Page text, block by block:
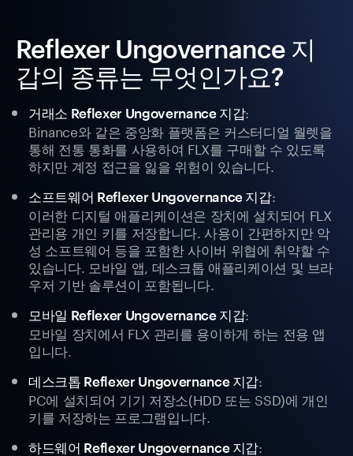
Reflexer Ungovernance 지
갑의 종류는 무엇인가요?
거래소 Reflexer Ungovernance 지갑:
Binance와 같은 중앙화 플랫폼은 커스터디얼 월렛을
통해 전통 통화를 사용하여 FLX를 구매할 수 있도록
하지만 계정 접근을 잃을 위험이 있습니다.
소프트웨어 Reflexer Ungovernance 지갑:
이러한 디지털 애플리케이션은 장치에 설치되어 FLX
관리용 개인 키를 저장합니다. 사용이 간편하지만 악
성 소프트웨어 등을 포함한 사이버 위협에 취약할 수
있습니다. 모바일 앱, 데스크톱 애플리케이션 및 브라
우저 기반 솔루션이 포함됩니다.
모바일 Reflexer Ungovernance 지갑:
모바일 장치에서 FLX 관리를 용이하게 하는 전용 앱
입니다.
데스크톱 Reflexer Ungovernance 지갑:
PC에 설치되어 기기 저장소(HDD 또는 SSD)에 개인
키를 저장하는 프로그램입니다.
하드웨어 Reflexer Ungovernance 지갑: